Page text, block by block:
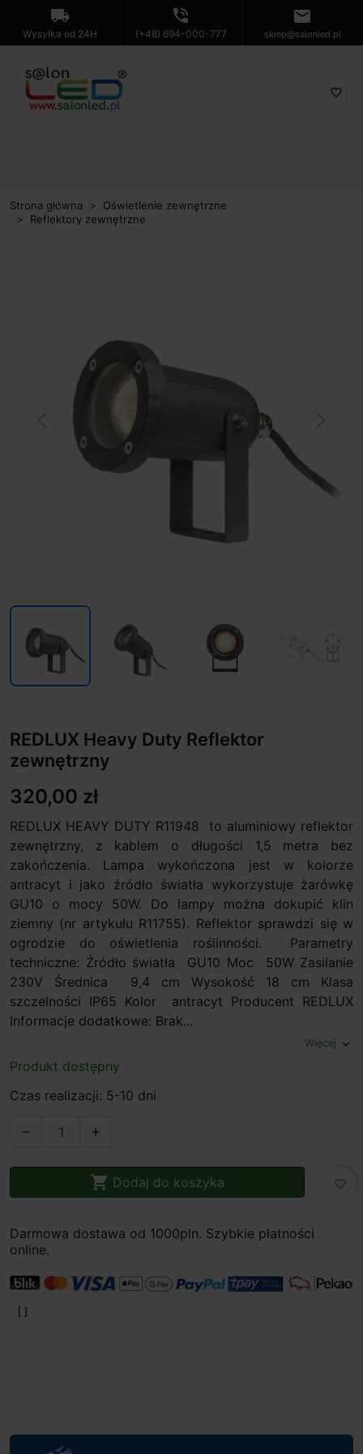
local_shipping
Wysyłka od 24H
phone_in_talk
(+48) 694-000-777
mail
sklep@salonled.pl
favorite_border
Strona główna
Oświetlenie zewnętrzne
Reflektory zewnętrzne
Previous
REDLUX Heavy Duty Reflektor
zewnętrzny
320,00 zł
REDLUX HEAVY DUTY R11948 to aluminiowy reflektor
zewnętrzny, z kablem o długości 1,5 metra bez
zakończenia. Lampa wykończona jest w kolorze
antracyt i jako źródło światła wykorzystuje żarówkę
GU10 o mocy 50W. Do lampy można dokupić klin
ziemny (nr artykułu R11755). Reflektor sprawdzi się w
ogrodzie do oświetlenia roślinności. Parametry
techniczne: Źródło światła GU10 Moc 50W Zasilanie
230V Średnica 9,4 cm Wysokość 18 cm Klasa
szczelności IP65 Kolor antracyt Producent REDLUX
Informacje dodatkowe: Brak...
Więcej expand_more
Produkt dostępny
Czas realizacji: 5-10 dni
 
 Dodaj do koszyka favorite_border
Darmowa dostawa od 1000pln. Szybkie płatności
online.